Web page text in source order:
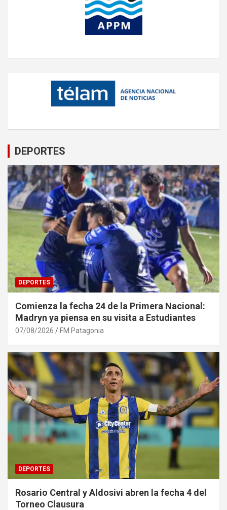
DEPORTES
DEPORTES
Comienza la fecha 24 de la Primera Nacional:
Madryn ya piensa en su visita a Estudiantes
07/08/2026 FM Patagonia
DEPORTES
Rosario Central y Aldosivi abren la fecha 4 del
Torneo Clausura